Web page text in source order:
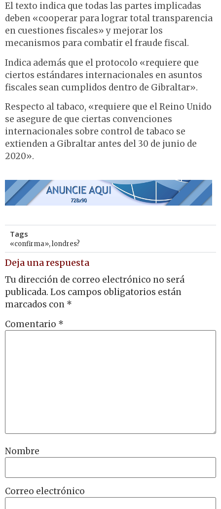
El texto indica que todas las partes implicadas
deben «cooperar para lograr total transparencia
en cuestiones fiscales» y mejorar los
mecanismos para combatir el fraude fiscal.
Indica además que el protocolo «requiere que
ciertos estándares internacionales en asuntos
fiscales sean cumplidos dentro de Gibraltar».
Respecto al tabaco, «requiere que el Reino Unido
se asegure de que ciertas convenciones
internacionales sobre control de tabaco se
extienden a Gibraltar antes del 30 de junio de
2020».
Tags
«confirma»,londres?
Deja una respuesta
Tu dirección de correo electrónico no será
publicada. Los campos obligatorios están
marcados con *
Comentario *
Nombre
Correo electrónico